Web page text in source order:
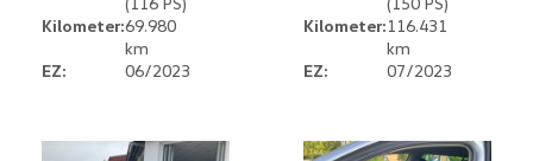
Kilometer:69.980
km
EZ:
06/2023
Kilometer:116.431
km
EZ:
07/2023